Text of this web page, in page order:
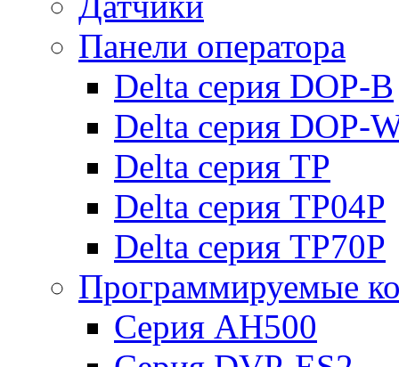
Панели оператора
Delta серия DOP-B
Delta серия DOP-
Delta серия TP
Delta серия TP04P
Delta серия TP70P
Программируемые
Серия AH500